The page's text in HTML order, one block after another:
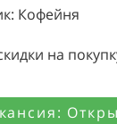
Кофейня
на